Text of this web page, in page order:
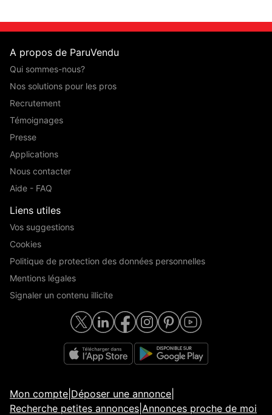
A propos de ParuVendu
Qui sommes-nous?
Nos solutions pour les pros
Recrutement
Témoignages
Presse
Applications
Nous contacter
Aide - FAQ
Liens utiles
Vos suggestions
Cookies
Politique de protection des données personnelles
Mentions légales
Signaler un contenu illicite
Mon compte Déposer une annonce
Recherche petites annonces Annonces proche de moi